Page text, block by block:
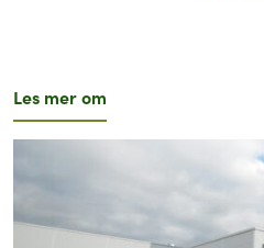
Les mer om